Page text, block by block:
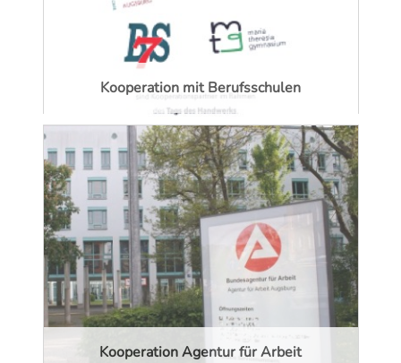
Kooperation mit Berufsschulen
Kooperation Agentur für Arbeit